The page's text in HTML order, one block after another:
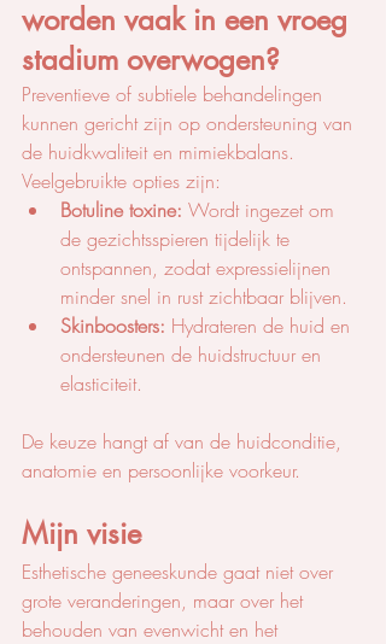
worden vaak in een vroeg
stadium overwogen?
Preventieve of subtiele behandelingen
kunnen gericht zijn op ondersteuning van
de huidkwaliteit en mimiekbalans.
Veelgebruikte opties zijn:
Botuline toxine: Wordt ingezet om
de gezichtsspieren tijdelijk te
ontspannen, zodat expressielijnen
minder snel in rust zichtbaar blijven.
Skinboosters: Hydrateren de huid en
ondersteunen de huidstructuur en
elasticiteit.
De keuze hangt af van de huidconditie,
anatomie en persoonlijke voorkeur.
Mijn visie
Esthetische geneeskunde gaat niet over
grote veranderingen, maar over het
behouden van evenwicht en het